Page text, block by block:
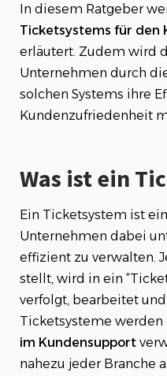
Vergleich von
Methoden mit einem
Implementierung
1. Auswahl der richtigen
2. Schulung der Mitarbeiter
Die besten
Fazit: Warum ein
In diesem Ratgeber
Ticketsystems für den
erläutert. Zudem wird
Unternehmen durch
solchen Systems ihre
Kundenzufriedenheit
Was ist ein
Ein Ticketsystem ist
Unternehmen dabei
effizient zu verwalten.
stellt, wird in ein
verfolgt, bearbeitet
Ticketsysteme werden
im Kundensupport
nahezu jeder Branche